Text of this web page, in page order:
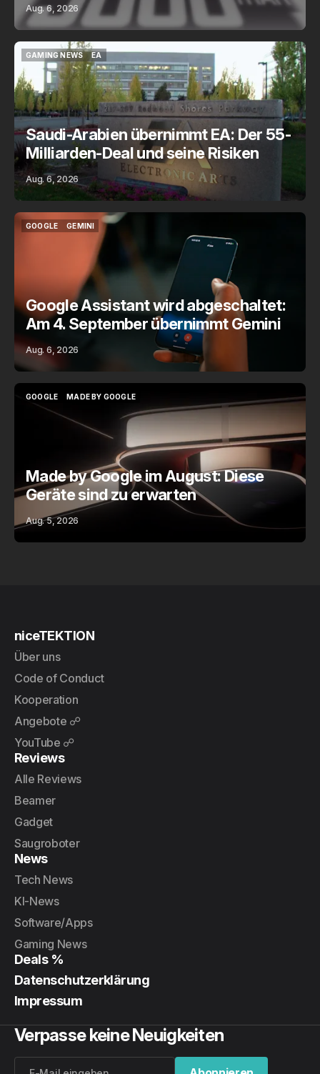
Aug. 6, 2026
GAMING NEWS
GAMING NEWS
EA
EA
Saudi-Arabien übernimmt EA: Der 55-
Milliarden-Deal und seine Risiken
Aug. 6, 2026
GOOGLE
GEMINI
Google Assistant wird abgeschaltet:
Am 4. September übernimmt Gemini
Aug. 6, 2026
GOOGLE
GOOGLE
MADE BY GOOGLE
Made by Google im August: Diese
Geräte sind zu erwarten
Aug. 5, 2026
niceTEKTION
Über uns
Code of Conduct
Kooperation
Angebote ☍
YouTube ☍
Reviews
Alle Reviews
Beamer
Gadget
Saugroboter
News
Tech News
KI-News
Software/Apps
Gaming News
Deals %
Datenschutzerklärung
Impressum
Verpasse keine Neuigkeiten